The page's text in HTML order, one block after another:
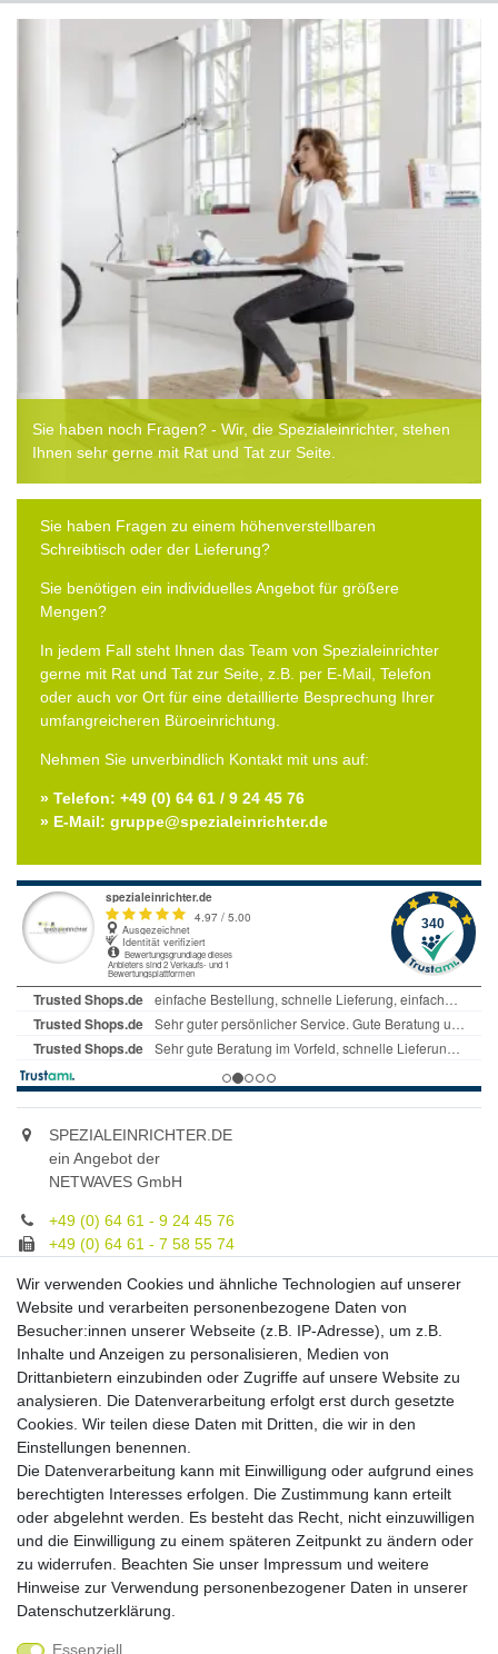
Sie haben noch Fragen? - Wir, die Spezialeinrichter, stehen
Ihnen sehr gerne mit Rat und Tat zur Seite.
Sie haben Fragen zu einem höhenverstellbaren
Schreibtisch oder der Lieferung?
Sie benötigen ein individuelles Angebot für größere
Mengen?
In jedem Fall steht Ihnen das Team von Spezialeinrichter
gerne mit Rat und Tat zur Seite, z.B. per E-Mail, Telefon
oder auch vor Ort für eine detaillierte Besprechung Ihrer
umfangreicheren Büroeinrichtung.
Nehmen Sie unverbindlich Kontakt mit uns auf:
» Telefon: +49 (0) 64 61 / 9 24 45 76
» E-Mail: gruppe@spezialeinrichter.de
SPEZIALEINRICHTER.DE
ein Angebot der
NETWAVES GmbH
+49 (0) 64 61 - 9 24 45 76
+49 (0) 64 61 - 7 58 55 74
Unsere Fachberatung:
Montag - Freitag, 9.00 - 21.00
Zahlungsmöglichkeiten
Versandkosten
Versandarten
Auslandsversand, Hochgebirgs- oder
Insellieferung
Wir verwenden Cookies und ähnliche Technologien auf unserer
Website und verarbeiten personenbezogene Daten von
Besucher:innen unserer Webseite (z.B. IP-Adresse), um z.B.
Inhalte und Anzeigen zu personalisieren, Medien von
Drittanbietern einzubinden oder Zugriffe auf unsere Website zu
analysieren. Die Datenverarbeitung erfolgt erst durch gesetzte
Cookies. Wir teilen diese Daten mit Dritten, die wir in den
Einstellungen benennen.
Die Datenverarbeitung kann mit Einwilligung oder aufgrund eines
berechtigten Interesses erfolgen. Die Zustimmung kann erteilt
oder abgelehnt werden. Es besteht das Recht, nicht einzuwilligen
und die Einwilligung zu einem späteren Zeitpunkt zu ändern oder
zu widerrufen. Beachten Sie unser Impressum und weitere
Hinweise zur Verwendung personenbezogener Daten in unserer
Daten­schutz­erklärung
Essenziell